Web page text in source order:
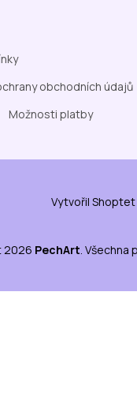
obchodních údajů
Možnosti platby
Vytvořil Shoptet
2026 PechArt . Všechna